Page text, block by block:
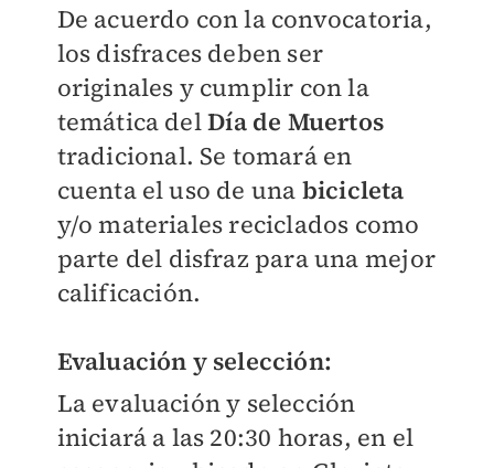
De acuerdo con la convocatoria,
los disfraces deben ser
originales y cumplir con la
temática delDía de Muertos
tradicional. Se tomará en
cuenta el uso de una bicicleta
y/o materiales reciclados como
parte del disfraz para una mejor
calificación.
Evaluación y selección:
La evaluación y selección
iniciará a las 20:30 horas, en el